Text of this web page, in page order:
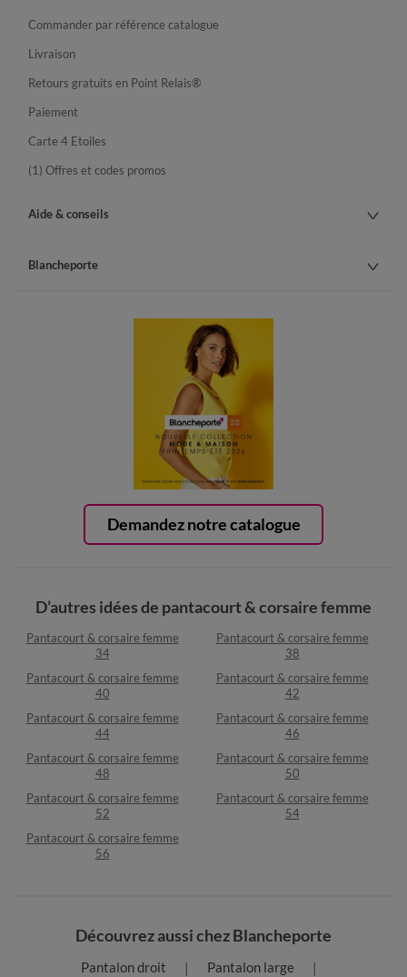
Demandez notre catalogue
Commander par référence catalogue
Livraison
Retours gratuits en Point Relais®
Paiement
Carte 4 Etoiles
(1) Offres et codes promos
Aide & conseils
Blancheporte
D’autres idées de pantacourt & corsaire femme
Pantacourt & corsaire femme
34
Pantacourt & corsaire femme
38
Pantacourt & corsaire femme
40
Pantacourt & corsaire femme
42
Pantacourt & corsaire femme
44
Pantacourt & corsaire femme
46
Pantacourt & corsaire femme
48
Pantacourt & corsaire femme
50
Pantacourt & corsaire femme
52
Pantacourt & corsaire femme
54
Pantacourt & corsaire femme
56
Découvrez aussi chez Blancheporte
Pantalon droit
Pantalon large